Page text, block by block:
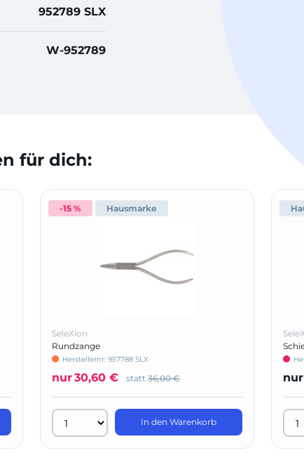
952789 SLX
W-952789
für dich:
-15 % Hausmarke
SeleXion
Rundzange
Herstellernr: 957788 SLX
nur30,60 € statt 36,00 €
In den Warenkorb
nur